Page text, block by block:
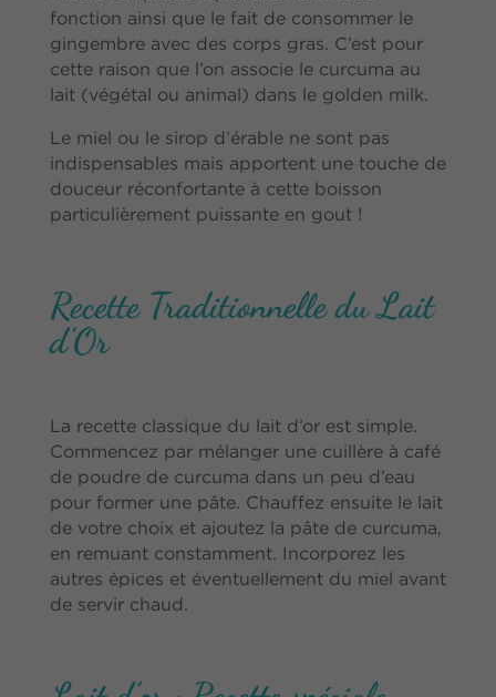
fonction ainsi que le fait de consommer le
gingembre avec des corps gras. C’est pour
cette raison que l’on associe le curcuma au
lait (végétal ou animal) dans le golden milk.
Le miel ou le sirop d’érable ne sont pas
indispensables mais apportent une touche de
douceur réconfortante à cette boisson
particulièrement puissante en gout !
Recette Traditionnelle du Lait
d’Or
La recette classique du lait d’or est simple.
Commencez par mélanger une cuillère à café
de poudre de curcuma dans un peu d’eau
pour former une pâte. Chauffez ensuite le lait
de votre choix et ajoutez la pâte de curcuma,
en remuant constamment. Incorporez les
autres épices et éventuellement du miel avant
de servir chaud.